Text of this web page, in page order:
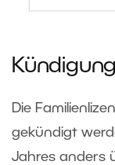
Die
gekündigt
Jahres anders